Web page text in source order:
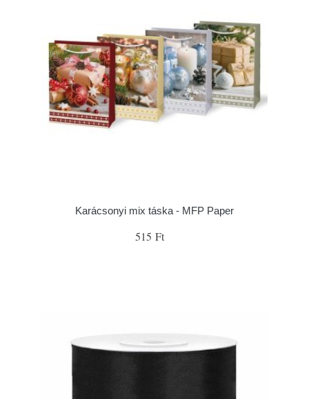
Karácsonyi mix táska - MFP Paper
515 Ft